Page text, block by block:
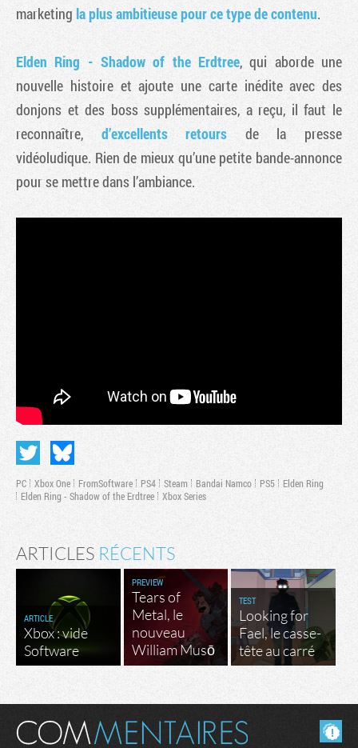
marketing la plus ambitieuse pour ce type de contenu.
Elden Ring - Shadow of the Erdtree, qui aborde une
nouvelle histoire et ajoute une carte inédite avec des
donjons et des boss supplémentaires, a reçu, il faut le
reconnaître, d’excellents retours de la presse
vidéoludique. Rien de mieux qu’une petite bande-annonce
pour se mettre dans l’ambiance.
PC Xbox One FromSoftware PS4 Steam Bandai Namco PS5
Elden Ring
Elden Ring - Shadow of the Erdtree
Xbox Series
ARTICLES RÉCENTS
ARTICLE
Xbox : vide
Software
PREVIEW
Tears of
Metal, le
nouveau
William Musō
TEST
Looking for
Fael, le casse-
tête au carré
Masquer les commentaires lus.